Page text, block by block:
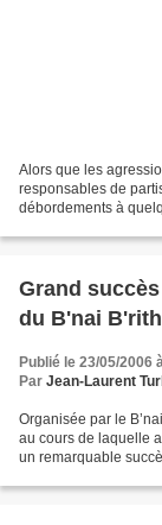
Alors que les
responsables de
débordements à
Grand
du B'nai
Publié le 23/05/2006
Par Jean-Laurent
Organisée par le
au cours de laquelle
un remarquable